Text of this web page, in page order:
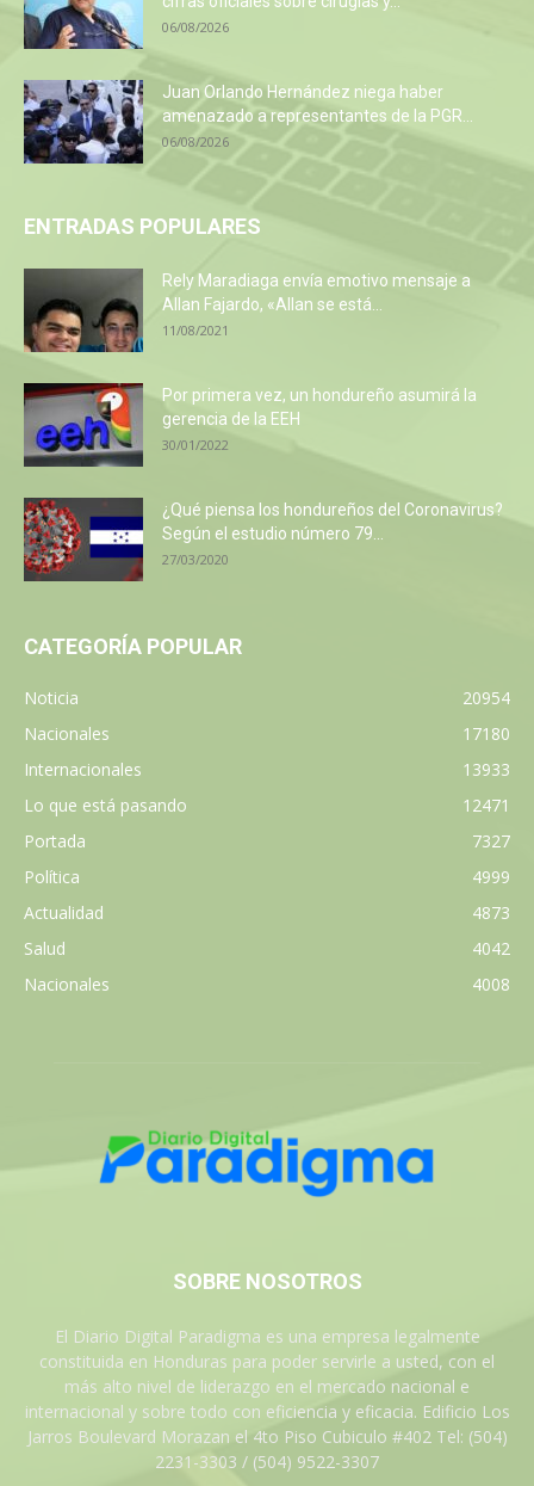
06/08/2026
Juan Orlando Hernández niega haber
amenazado a representantes de la PGR...
06/08/2026
ENTRADAS POPULARES
Rely Maradiaga envía emotivo mensaje a
Allan Fajardo, «Allan se está...
11/08/2021
Por primera vez, un hondureño asumirá la
gerencia de la EEH
30/01/2022
¿Qué piensa los hondureños del Coronavirus?
Según el estudio número 79...
27/03/2020
CATEGORÍA POPULAR
Noticia
20954
Nacionales
17180
Internacionales
13933
Lo que está pasando
12471
Portada
7327
Política
4999
Actualidad
4873
Salud
4042
Nacionales
4008
SOBRE NOSOTROS
El Diario Digital Paradigma es una empresa legalmente
constituida en Honduras para poder servirle a usted, con el
más alto nivel de liderazgo en el mercado nacional e
internacional y sobre todo con eficiencia y eficacia. Edificio Los
Jarros Boulevard Morazan el 4to Piso Cubiculo #402 Tel: (504)
2231-3303 / (504) 9522-3307